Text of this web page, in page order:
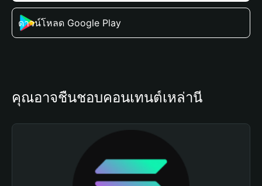
ดาวน์โหลด Google Play
คุณอาจชื่นชอบคอนเทนต์เหล่านี้